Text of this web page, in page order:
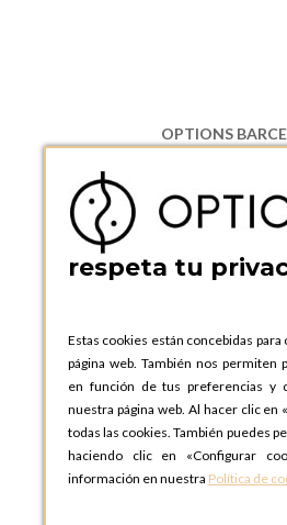
OPTIONS
08130 Santa Perpetua de
ESPAñA
Teléfono:
+34 935
OPTIONS BARCELONA
ESPAñA
Teléfono:+34 935
OPTIONS
C. Lucio Emilio
28803 Alcalá de
ESPAñA
respeta tu
Estas cookies están concebidas
página web. También nos permiten
en función de tus preferencias y
nuestra página web. Al hacer clic en
todas las cookies. También puedes
haciendo clic en «Configurar
información en nuestra Política de